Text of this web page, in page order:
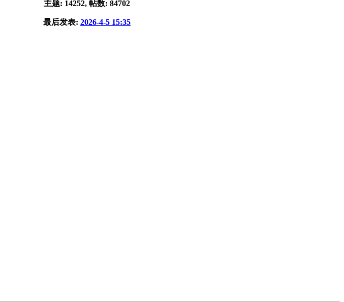
主题: 14252, 帖数: 84702
最后发表: 2026-4-5 15:35